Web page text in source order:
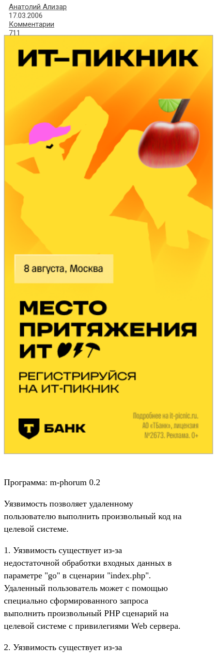
Анатолий Ализар
17.03.2006
Комментарии
711
Программа: m-phorum 0.2
Уязвимость позволяет удаленному
пользователю выполнить произвольный код на
целевой системе.
1. Уязвимость существует из-за
недостаточной обработки входных данных в
параметре "go" в сценарии "index.php".
Удаленный пользователь может с помощью
специально сформированного запроса
выполнить произвольный PHP сценарий на
целевой системе с привилегиями Web сервера.
2. Уязвимость существует из-за